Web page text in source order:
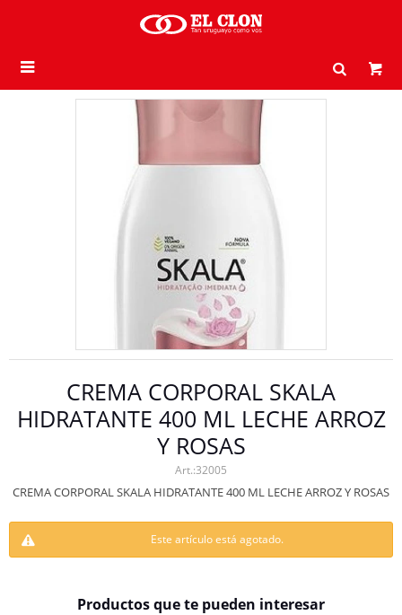

CREMA CORPORAL SKALA
HIDRATANTE 400 ML LECHE ARROZ
Y ROSAS
32005
CREMA CORPORAL SKALA HIDRATANTE 400 ML LECHE ARROZ Y ROSAS
Este artículo está agotado.
Productos que te pueden interesar